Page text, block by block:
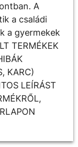
A
a családi
a gyermekek
TERMÉKEK
KARC)
LEÍRÁST